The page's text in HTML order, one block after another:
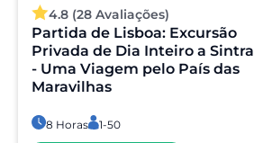
4.8 (28 Avaliações)
Partida de Lisboa: Excursão
Privada de Dia Inteiro a Sintra
- Uma Viagem pelo País das
Maravilhas
8 Horas 1-50